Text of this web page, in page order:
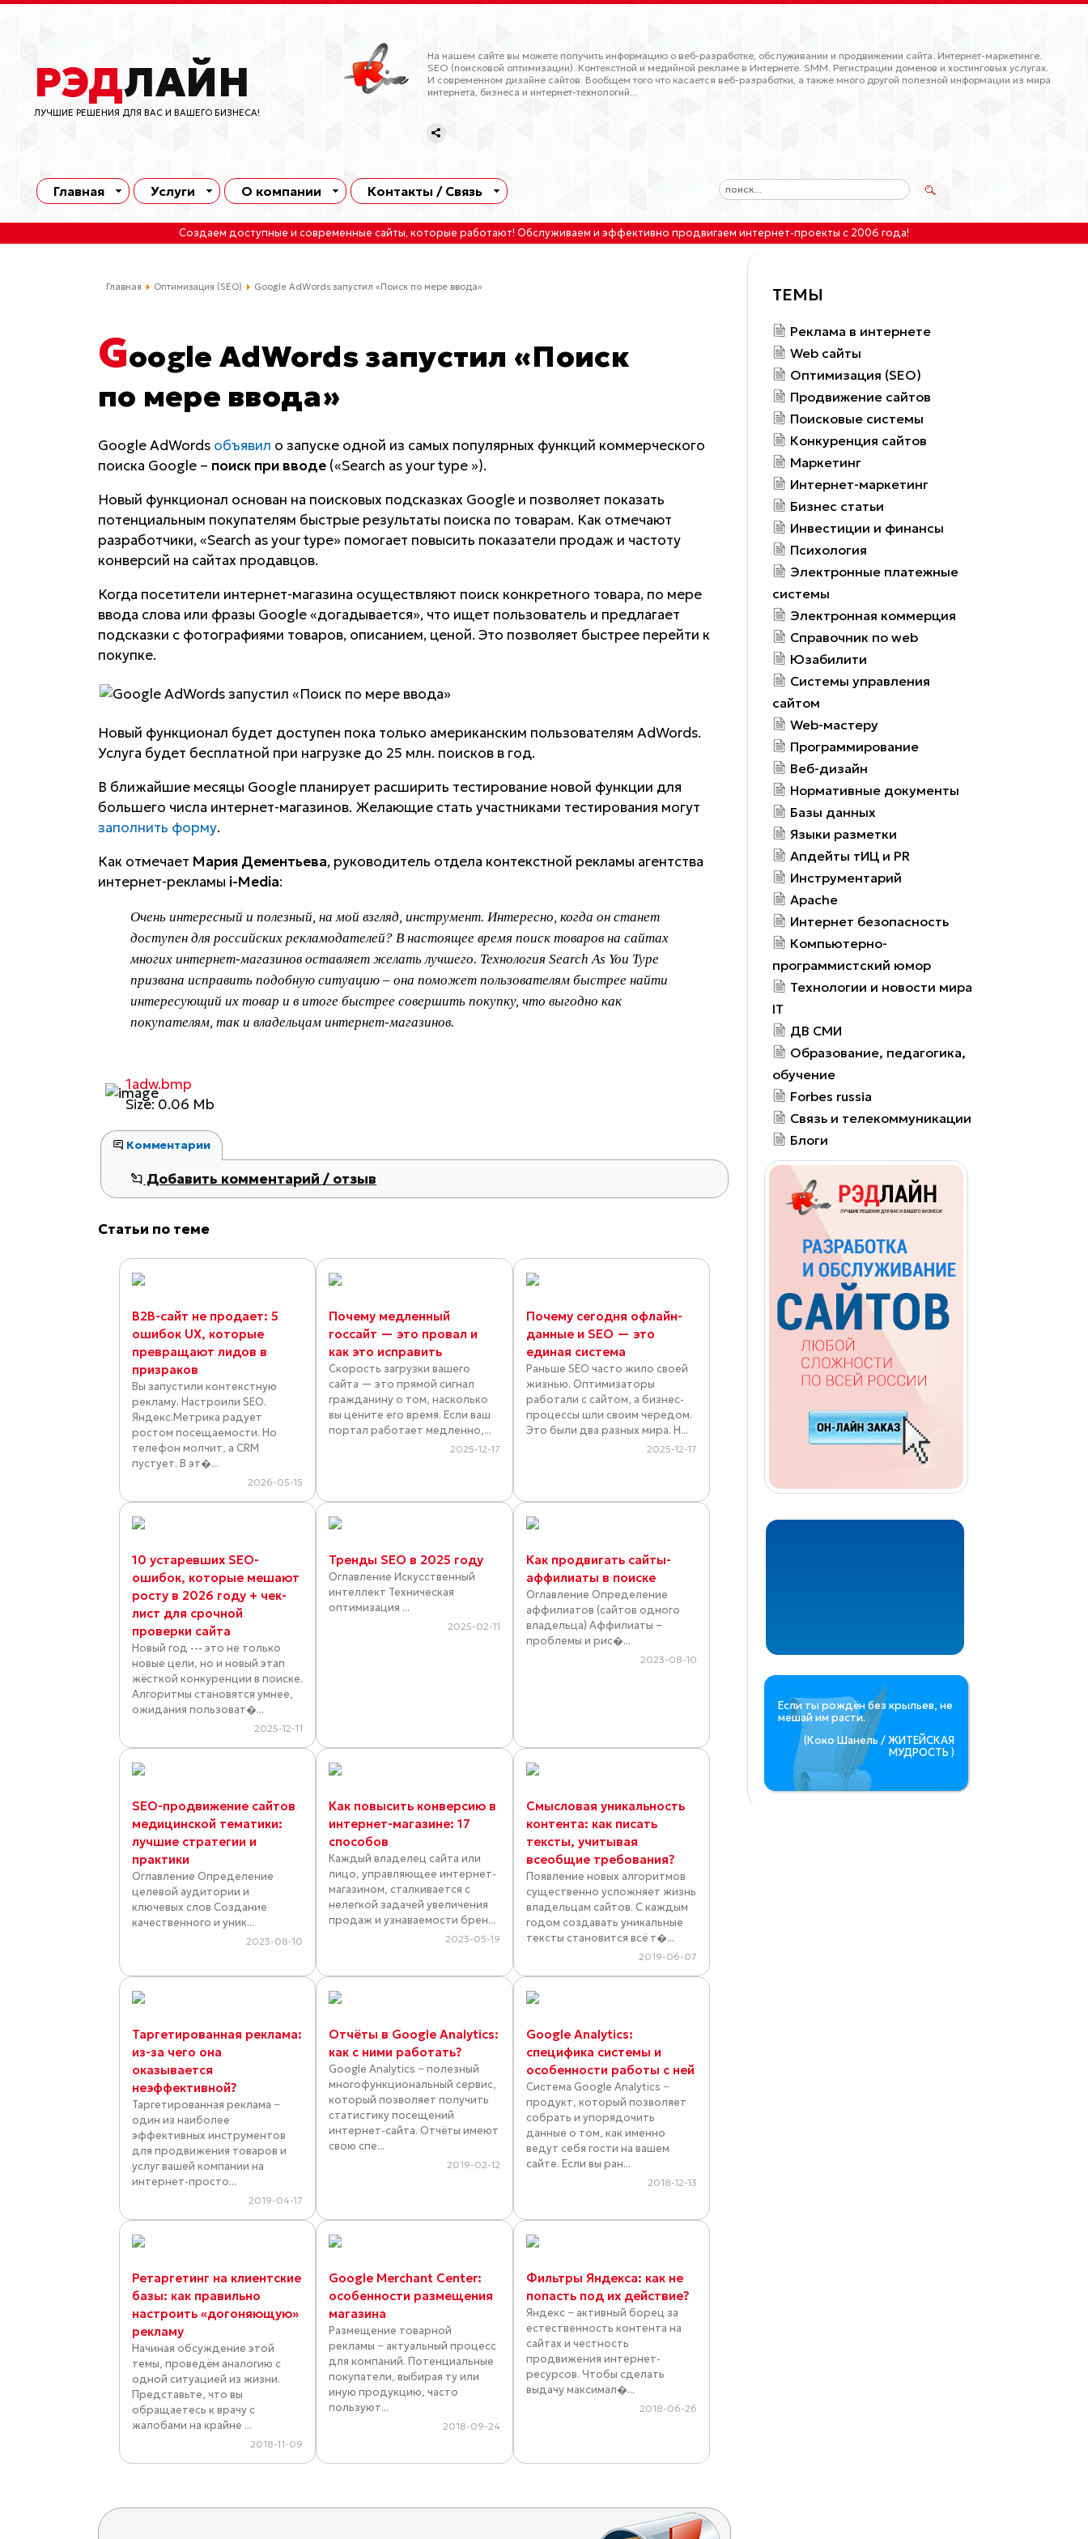
РЭДЛАЙН
ЛУЧШИЕ РЕШЕНИЯ ДЛЯ ВАС И ВАШЕГО БИЗНЕСА!
На нашем сайте вы можете получить информацию о веб-разработке, обслуживании и продвижении сайта. Интернет-маркетинге.
SEO (поисковой оптимизации). Контекстной и медийной рекламе в Интернете. SMM. Регистрации доменов и хостинговых услугах.
И современном дизайне сайтов. Вообщем того что касается веб-разработки, а также много другой полезной информации из мира
интернета, бизнеса и интернет-технологий...
Главная Услуги О компании Контакты / Связь
Создаем доступные и современные сайты, которые работают! Обслуживаем и эффективно продвигаем интернет-проекты с 2006 года!
Главная Оптимизация (SEO) Google AdWords запустил «Поиск по мере ввода»
Google AdWords запустил «Поиск
по мере ввода»
Google AdWords объявил о запуске одной из самых популярных функций коммерческого
поиска Google – поиск при вводе(«Search as your type »).
Новый функционал основан на поисковых подсказках Google и позволяет показать
потенциальным покупателям быстрые результаты поиска по товарам. Как отмечают
разработчики, «Search as your type» помогает повысить показатели продаж и частоту
конверсий на сайтах продавцов.
Когда посетители интернет-магазина осуществляют поиск конкретного товара, по мере
ввода слова или фразы Google «догадывается», что ищет пользователь и предлагает
подсказки с фотографиями товаров, описанием, ценой. Это позволяет быстрее перейти к
покупке.
Новый функционал будет доступен пока только американским пользователям AdWords.
Услуга будет бесплатной при нагрузке до 25 млн. поисков в год.
В ближайшие месяцы Google планирует расширить тестирование новой функции для
большего числа интернет-магазинов. Желающие стать участниками тестирования могут
заполнить форму.
Как отмечает Мария Дементьева, руководитель отдела контекстной рекламы агентства
интернет-рекламы i-Media:
Очень интересный и полезный, на мой взгляд, инструмент. Интересно, когда он станет
доступен для российских рекламодателей? В настоящее время поиск товаров на сайтах
многих интернет-магазинов оставляет желать лучшего. Технология Search As You Type
призвана исправить подобную ситуацию – она поможет пользователям быстрее найти
интересующий их товар и в итоге быстрее совершить покупку, что выгодно как
покупателям, так и владельцам интернет-магазинов.
1adw.bmp
Size: 0.06 Mb
Комментарии
Добавить комментарий / отзыв
Статьи по теме
B2B-сайт не продает: 5
ошибок UX, которые
превращают лидов в
призраков
Вы запустили контекстную
рекламу. Настроили SEO.
Яндекс.Метрика радует
ростом посещаемости. Но
телефон молчит, а CRM
пустует. В эт�...
2026-05-15
Почему медленный
госсайт — это провал и
как это исправить
Скорость загрузки вашего
сайта — это прямой сигнал
гражданину о том, насколько
вы цените его время. Если ваш
портал работает медленно,...
2025-12-17
Почему сегодня офлайн-
данные и SEO — это
единая система
Раньше SEO часто жило своей
жизнью. Оптимизаторы
работали с сайтом, а бизнес-
процессы шли своим чередом.
Это были два разных мира. Н...
2025-12-17
10 устаревших SEO-
ошибок, которые мешают
росту в 2026 году + чек-
лист для срочной
проверки сайта
Новый год --- это не только
новые цели, но и новый этап
жёсткой конкуренции в поиске.
Алгоритмы становятся умнее,
ожидания пользоват�...
2025-12-11
Тренды SEO в 2025 году
Оглавление Искусственный
интеллект Техническая
оптимизация ...
2025-02-11
Как продвигать сайты-
аффилиаты в поиске
Оглавление Определение
аффилиатов (сайтов одного
владельца) Аффилиаты –
проблемы и рис�...
2023-08-10
SEO-продвижение сайтов
медицинской тематики:
лучшие стратегии и
практики
Оглавление Определение
целевой аудитории и
ключевых слов Создание
качественного и уник...
2023-08-10
Как повысить конверсию в
интернет-магазине: 17
способов
Каждый владелец сайта или
лицо, управляющее интернет-
магазином, сталкивается с
нелегкой задачей увеличения
продаж и узнаваемости брен...
2023-05-19
Смысловая уникальность
контента: как писать
тексты, учитывая
всеобщие требования?
Появление новых алгоритмов
существенно усложняет жизнь
владельцам сайтов. С каждым
годом создавать уникальные
тексты становится всё т�...
2019-06-07
Таргетированная реклама:
из-за чего она
оказывается
неэффективной?
Таргетированная реклама −
один из наиболее
эффективных инструментов
для продвижения товаров и
услуг вашей компании на
интернет-просто...
2019-04-17
Отчёты в Google Analytics:
как с ними работать?
Google Analytics − полезный
многофункциональный сервис,
который позволяет получить
статистику посещений
интернет-сайта. Отчёты имеют
свою спе...
2019-02-12
Google Analytics:
специфика системы и
особенности работы с ней
Система Google Analytics −
продукт, который позволяет
собрать и упорядочить
данные о том, как именно
ведут себя гости на вашем
сайте. Если вы ран...
2018-12-13
Ретаргетинг на клиентские
базы: как правильно
настроить «догоняющую»
рекламу
Начиная обсуждение этой
темы, проведём аналогию с
одной ситуацией из жизни.
Представьте, что вы
обращаетесь к врачу с
жалобами на крайне ...
2018-11-09
Google Merchant Center:
особенности размещения
магазина
Размещение товарной
рекламы − актуальный процесс
для компаний. Потенциальные
покупатели, выбирая ту или
иную продукцию, часто
пользуют...
2018-09-24
Фильтры Яндекса: как не
попасть под их действие?
Яндекс − активный борец за
естественность контента на
сайтах и честность
продвижения интернет-
ресурсов. Чтобы сделать
выдачу максимал�...
2018-06-26
ТЕМЫ
Реклама в интернете
Web сайты
Оптимизация (SEO)
Продвижение сайтов
Поисковые системы
Конкуренция сайтов
Маркетинг
Интернет-маркетинг
Бизнес статьи
Инвестиции и финансы
Психология
Электронные платежные
системы
Электронная коммерция
Справочник по web
Юзабилити
Системы управления
сайтом
Web-мастеру
Программирование
Веб-дизайн
Нормативные документы
Базы данных
Языки разметки
Апдейты тИЦ и PR
Инструментарий
Apache
Интернет безопасность
Компьютерно-
программистский юмор
Технологии и новости мира
IT
ДВ СМИ
Образование, педагогика,
обучение
Forbes russia
Связь и телекоммуникации
Блоги
Если ты рождён без крыльев, не
мешай им расти.
(Коко Шанель / ЖИТЕЙСКАЯ
МУДРОСТЬ )